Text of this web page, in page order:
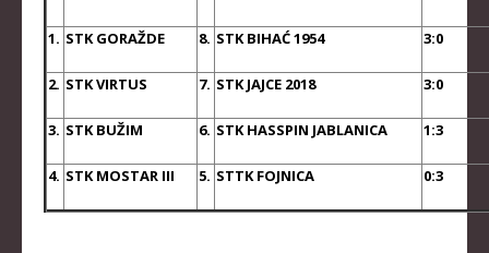
KADETKINJE
MLAĐI KADETI
NAJMLAĐE KADETKINJE
1. STK GORAŽDE 8. STK BIHAĆ 1954 3:0
2. STK VIRTUS 7. STK JAJCE 2018 3:0
3. STK BUŽIM 6. STK HASSPIN JABLANICA 1:3
4. STK MOSTAR III 5. STTK FOJNICA 0:3